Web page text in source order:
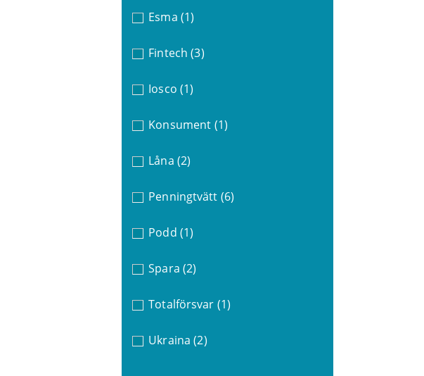
Esma (1)
Fintech (3)
Iosco (1)
Konsument (1)
Låna (2)
Penningtvätt (6)
Podd (1)
Spara (2)
Totalförsvar (1)
Ukraina (2)